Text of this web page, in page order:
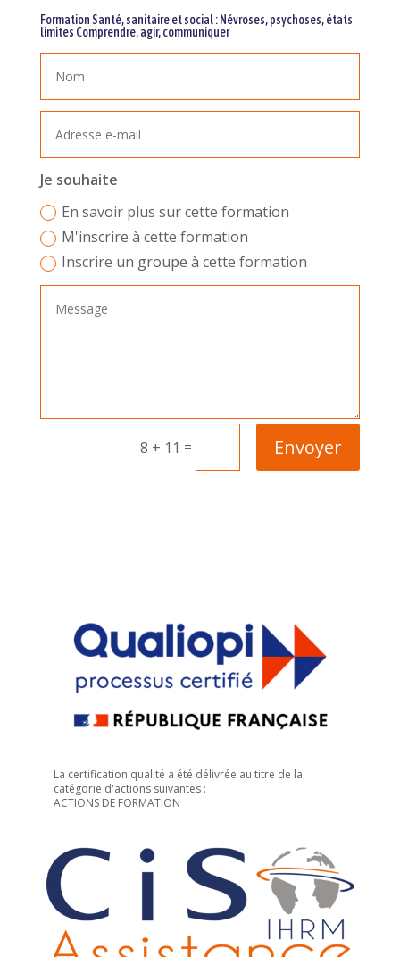
Formation Santé, sanitaire et social : Névroses, psychoses, états
limites Comprendre, agir, communiquer
Je souhaite
En savoir plus sur cette formation
M'inscrire à cette formation
Inscrire un groupe à cette formation
8 + 11 = Envoyer
La certification qualité a été délivrée au titre de la
catégorie d'actions suivantes :
ACTIONS DE FORMATION